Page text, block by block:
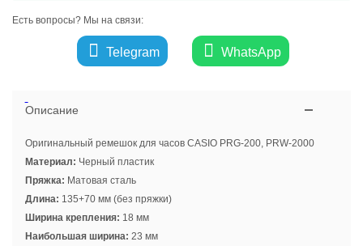
Есть вопросы? Мы на связи:
Telegram WhatsApp
Описание
Оригинальный ремешок для часов CASIO PRG-200, PRW-2000
Материал: Черный пластик
Пряжка: Матовая сталь
Длина: 135+70 мм (без пряжки)
Ширина крепления: 18 мм
Наибольшая ширина: 23 мм